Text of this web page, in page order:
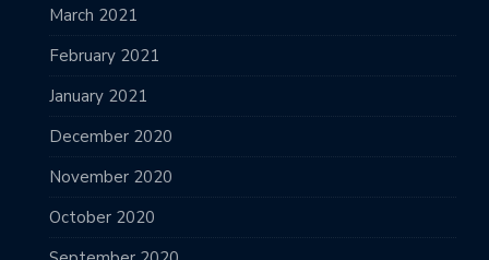
March 2021
February 2021
January 2021
December 2020
November 2020
October 2020